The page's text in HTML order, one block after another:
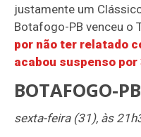
justamente um
Botafogo-PB venceu o
por não ter relatado
acabou suspenso por
BOTAFOGO-
sexta-feira (31), às